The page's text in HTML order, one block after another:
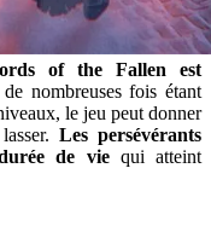
of the Fallen est
nombreuses fois étant
le jeu peut donner
Les persévérants
de viequi atteint